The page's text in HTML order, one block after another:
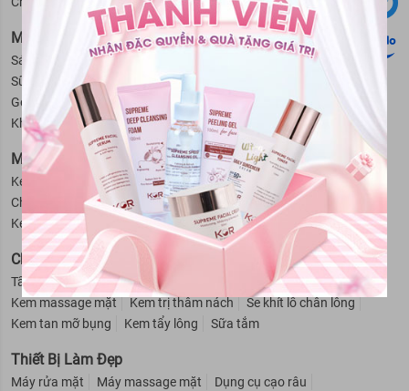
Mỹ Phẩm Cho Nam
Sáp vuốt tóc nam
Hỗ trợ mọc râu
Sữa rửa mặt cho nam
Dầu gội - Xả cho nam
Gel giữ nếp tóc cho nam
Dung dịch vệ sinh nam
Khử mùi cho nam
Cạo râu cho nam
Mỹ Phẩm Cho Bé
Kem trị hăm cho bé Sữa tắm - Dầu gội cho bé
Phấn rôm cho bé
Chống muỗi - Côn trùng cho bé
Nước hoa cho bé
Kem chống nắng - Dưỡng ẩm cho bé
Giữ ấm cho bé
Chăm Sóc Cơ Thể
Tẩy da chết Kem dưỡng thể
Kem chống nắng
Kem massage mặt
Kem trị thâm nách
Se khít lỗ chân lông
Kem tan mỡ bụng
Kem tẩy lông Sữa tắm
Thiết Bị Làm Đẹp
Máy rửa mặt Máy massage mặt
Dụng cụ cạo râu